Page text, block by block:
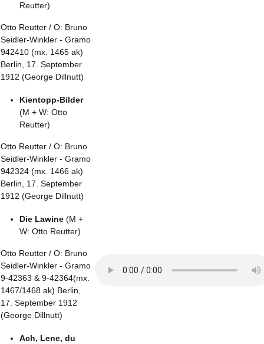
Reutter)
Otto Reutter / O: Bruno
Seidler-Winkler - Gramo
942410 (mx. 1465 ak)
Berlin, 17. September
1912 (George Dillnutt)
Kientopp-Bilder
(M + W: Otto
Reutter)
Otto Reutter / O: Bruno
Seidler-Winkler - Gramo
942324 (mx. 1466 ak)
Berlin, 17. September
1912 (George Dillnutt)
Die Lawine (M +
W: Otto Reutter)
Otto Reutter / O: Bruno
Seidler-Winkler - Gramo
9-42363 & 9-42364(mx.
1467/1468 ak) Berlin,
17. September 1912
(George Dillnutt)
Ach, Lene, du